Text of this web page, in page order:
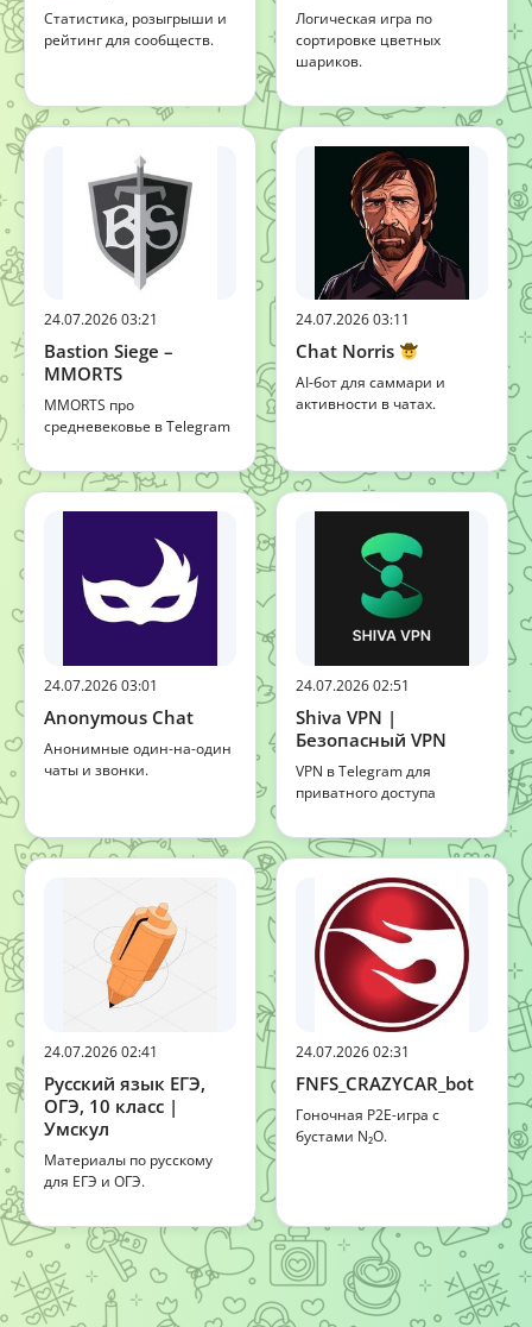
Статистика, розыгрыши и
рейтинг для сообществ.
Логическая игра по
сортировке цветных
шариков.
24.07.2026 03:21
Bastion Siege –
MMORTS
MMORTS про
средневековье в Telegram
24.07.2026 03:11
Chat Norris
AI-бот для саммари и
активности в чатах.
24.07.2026 03:01
Anonymous Chat
Анонимные один-на-один
чаты и звонки.
24.07.2026 02:51
Shiva VPN |
Безопасный VPN
VPN в Telegram для
приватного доступа
24.07.2026 02:41
Русский язык ЕГЭ,
ОГЭ, 10 класс |
Умскул
Материалы по русскому
для ЕГЭ и ОГЭ.
24.07.2026 02:31
FNFS_CRAZYCAR_bot
Гоночная P2E-игра с
бустами N₂O.